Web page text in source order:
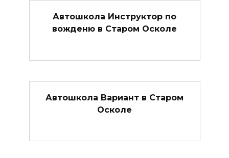
Автошкола Инструктор по
вожденю в Старом Осколе
Автошкола Вариант в Старом
Осколе